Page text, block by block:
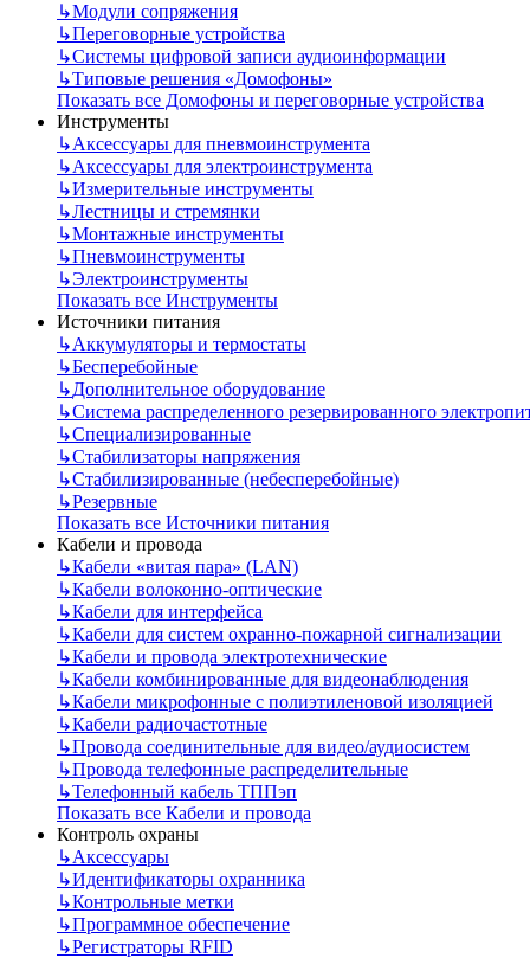
↳Модули сопряжения
↳Переговорные устройства
↳Системы цифровой записи аудиоинформации
↳Типовые решения «Домофоны»
Показать все Домофоны и переговорные устройства
Инструменты
↳Аксессуары для пневмоинструмента
↳Аксессуары для электроинструмента
↳Измерительные инструменты
↳Лестницы и стремянки
↳Монтажные инструменты
↳Пневмоинструменты
↳Электроинструменты
Показать все Инструменты
Источники питания
↳Аккумуляторы и термостаты
↳Бесперебойные
↳Дополнительное оборудование
↳Система распределенного резервированного
↳Специализированные
↳Стабилизаторы напряжения
↳Стабилизированные (небесперебойные)
↳Резервные
Показать все Источники питания
Кабели и провода
↳Кабели «витая пара» (LAN)
↳Кабели волоконно-оптические
↳Кабели для интерфейса
↳Кабели для систем охранно-пожарной сигнализации
↳Кабели и провода электротехнические
↳Кабели комбинированные для видеонаблюдения
↳Кабели микрофонные с полиэтиленовой изоляцией
↳Кабели радиочастотные
↳Провода соединительные для видео/аудиосистем
↳Провода телефонные распределительные
↳Телефонный кабель ТППэп
Показать все Кабели и провода
Контроль охраны
↳Аксессуары
↳Идентификаторы охранника
↳Контрольные метки
↳Программное обеспечение
↳Регистраторы RFID